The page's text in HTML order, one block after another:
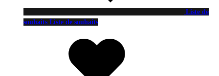
Liste de
souhaits Liste de souhaits